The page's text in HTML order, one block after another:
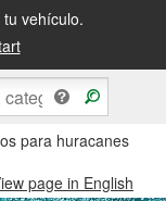
vehículo.
para huracanes y
page in English